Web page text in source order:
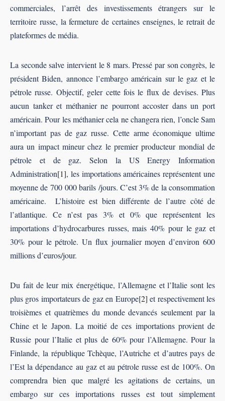
commerciales, l’arrêt des investissements étrangers sur le
territoire russe, la fermeture de certaines enseignes, le retrait de
plateformes de média.
La seconde salve intervient le 8 mars. Pressé par son congrès, le
président Biden, annonce l’embargo américain sur le gaz et le
pétrole russe. Objectif, geler cette fois le flux de devises. Plus
aucun tanker et méthanier ne pourront accoster dans un port
américain. Pour les méthanier cela ne changera rien, l’oncle Sam
n’important pas de gaz russe. Cette arme économique ultime
aura un impact mineur chez le premier producteur mondial de
pétrole et de gaz. Selon la US Energy Information
Administration[1], les importations américaines représentent une
moyenne de 700 000 barils /jours. C’est 3% de la consommation
américaine. L’histoire est bien différente de l’autre côté de
l’atlantique. Ce n’est pas 3% et 0% que représentent les
importations d’hydrocarbures russes, mais 40% pour le gaz et
30% pour le pétrole. Un flux journalier moyen d’environ 600
millions d’euros/jour.
Du fait de leur mix énergétique, l’Allemagne et l’Italie sont les
plus gros importateurs de gaz en Europe[2] et respectivement les
troisièmes et quatrièmes du monde devancés seulement par la
Chine et le Japon. La moitié de ces importations provient de
Russie pour l’Italie et plus de 60% pour l’Allemagne. Pour la
Finlande, la république Tchèque, l’Autriche et d’autres pays de
l’Est la dépendance au gaz et au pétrole russe est de 100%. On
comprendra bien que malgré les agitations de certains, un
embargo sur ces importations russes est tout simplement